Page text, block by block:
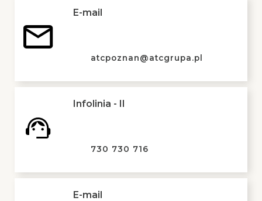
E-mail
atcpoznan@atcgrupa.pl
Infolinia - II
730 730 716
E-mail